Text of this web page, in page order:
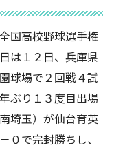
国高校野球選手権
は１２日、兵庫県
球場で２回戦４試
ぶり１３度目出場
埼玉）が仙台育英
０で完封勝ちし、